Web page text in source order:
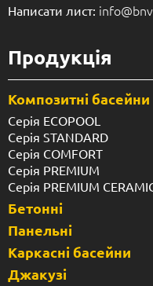
Написати лист:
Продукція
Композитні басейни
Серія ECOPOOL
Серія STANDARD
Серія COMFORT
Серія PREMIUM
Серія PREMIUM
Бетонні
Панельні
Каркасні басейни
Джакузі